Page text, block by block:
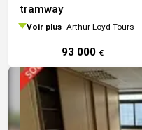
tramway
Voir plus Arthur Loyd Tours
93 000 €